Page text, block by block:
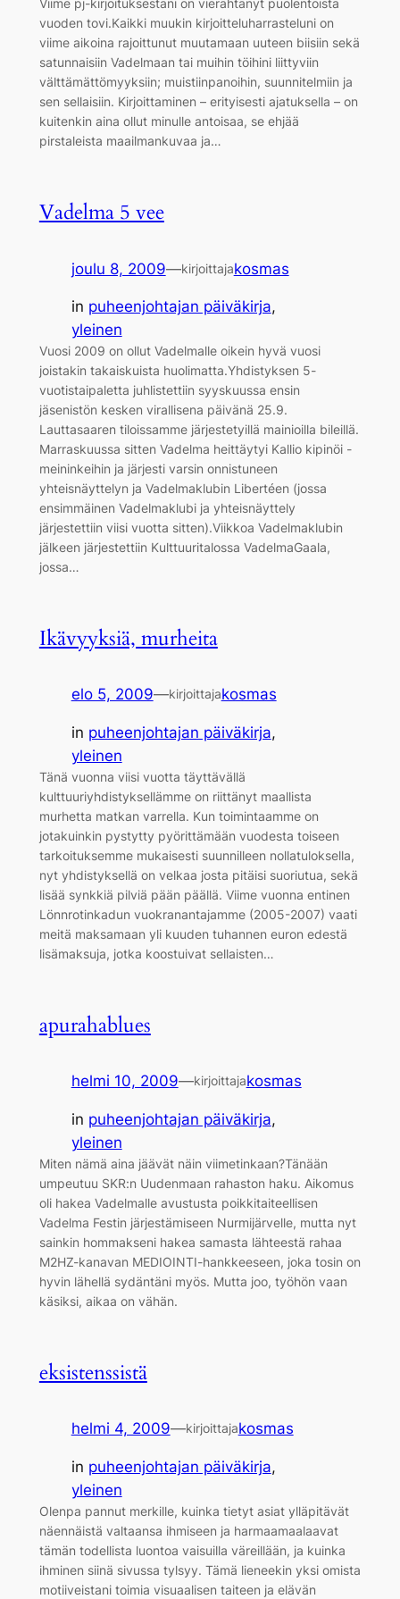
Viime pj-kirjoituksestani on vierähtänyt puolentoista
vuoden tovi.Kaikki muukin kirjoitteluharrasteluni on
viime aikoina rajoittunut muutamaan uuteen biisiin sekä
satunnaisiin Vadelmaan tai muihin töihini liittyviin
välttämättömyyksiin; muistiinpanoihin, suunnitelmiin ja
sen sellaisiin. Kirjoittaminen – erityisesti ajatuksella – on
kuitenkin aina ollut minulle antoisaa, se ehjää
pirstaleista maailmankuvaa ja…
Vadelma 5 vee
joulu 8, 2009—kirjoittajakosmas
in puheenjohtajan päiväkirja
yleinen
Vuosi 2009 on ollut Vadelmalle oikein hyvä vuosi
joistakin takaiskuista huolimatta.Yhdistyksen 5-
vuotistaipaletta juhlistettiin syyskuussa ensin
jäsenistön kesken virallisena päivänä 25.9.
Lauttasaaren tiloissamme järjestetyillä mainioilla bileillä.
Marraskuussa sitten Vadelma heittäytyi Kallio kipinöi -
meininkeihin ja järjesti varsin onnistuneen
yhteisnäyttelyn ja Vadelmaklubin Libertéen (jossa
ensimmäinen Vadelmaklubi ja yhteisnäyttely
järjestettiin viisi vuotta sitten).Viikkoa Vadelmaklubin
jälkeen järjestettiin Kulttuuritalossa VadelmaGaala,
jossa…
Ikävyyksiä, murheita
elo 5, 2009—kirjoittajakosmas
in puheenjohtajan päiväkirja
yleinen
Tänä vuonna viisi vuotta täyttävällä
kulttuuriyhdistyksellämme on riittänyt maallista
murhetta matkan varrella. Kun toimintaamme on
jotakuinkin pystytty pyörittämään vuodesta toiseen
tarkoituksemme mukaisesti suunnilleen nollatuloksella,
nyt yhdistyksellä on velkaa josta pitäisi suoriutua, sekä
lisää synkkiä pilviä pään päällä. Viime vuonna entinen
Lönnrotinkadun vuokranantajamme (2005-2007) vaati
meitä maksamaan yli kuuden tuhannen euron edestä
lisämaksuja, jotka koostuivat sellaisten…
apurahablues
helmi 10, 2009—kirjoittajakosmas
in puheenjohtajan päiväkirja
yleinen
Miten nämä aina jäävät näin viimetinkaan?Tänään
umpeutuu SKR:n Uudenmaan rahaston haku. Aikomus
oli hakea Vadelmalle avustusta poikkitaiteellisen
Vadelma Festin järjestämiseen Nurmijärvelle, mutta nyt
sainkin hommakseni hakea samasta lähteestä rahaa
M2HZ-kanavan MEDIOINTI-hankkeeseen, joka tosin on
hyvin lähellä sydäntäni myös. Mutta joo, työhön vaan
käsiksi, aikaa on vähän.
eksistenssistä
helmi 4, 2009—kirjoittajakosmas
in puheenjohtajan päiväkirja
yleinen
Olenpa pannut merkille, kuinka tietyt asiat ylläpitävät
näennäistä valtaansa ihmiseen ja harmaamaalaavat
tämän todellista luontoa vaisuilla väreillään, ja kuinka
ihminen siinä sivussa tylsyy. Tämä lieneekin yksi omista
motiiveistani toimia visuaalisen taiteen ja elävän